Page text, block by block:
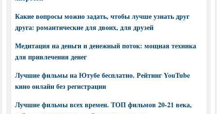
Какие вопросы можно задать, чтобы лучше узнать друг
друга: романтические для двоих, для друзей
Медитация на деньги и денежный поток: мощная техника
для привлечения денег
Лучшие фильмы на Ютубе бесплатно. Рейтинг YouTube
кино онлайн без регистрации
Лучшие фильмы всех времен. ТОП фильмов 20-21 века,